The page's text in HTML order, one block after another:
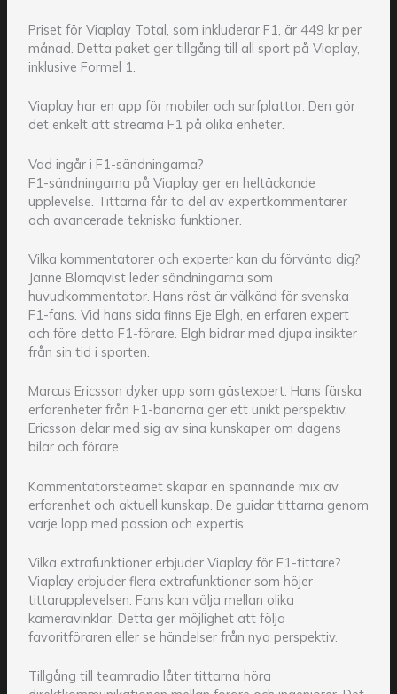
Priset för Viaplay Total, som inkluderar F1, är 449 kr per
månad. Detta paket ger tillgång till all sport på Viaplay,
inklusive Formel 1.
Viaplay har en app för mobiler och surfplattor. Den gör
det enkelt att streama F1 på olika enheter.
Vad ingår i F1-sändningarna?
F1-sändningarna på Viaplay ger en heltäckande
upplevelse. Tittarna får ta del av expertkommentarer
och avancerade tekniska funktioner.
Vilka kommentatorer och experter kan du förvänta dig?
Janne Blomqvist leder sändningarna som
huvudkommentator. Hans röst är välkänd för svenska
F1-fans. Vid hans sida finns Eje Elgh, en erfaren expert
och före detta F1-förare. Elgh bidrar med djupa insikter
från sin tid i sporten.
Marcus Ericsson dyker upp som gästexpert. Hans färska
erfarenheter från F1-banorna ger ett unikt perspektiv.
Ericsson delar med sig av sina kunskaper om dagens
bilar och förare.
Kommentatorsteamet skapar en spännande mix av
erfarenhet och aktuell kunskap. De guidar tittarna genom
varje lopp med passion och expertis.
Vilka extrafunktioner erbjuder Viaplay för F1-tittare?
Viaplay erbjuder flera extrafunktioner som höjer
tittarupplevelsen. Fans kan välja mellan olika
kameravinklar. Detta ger möjlighet att följa
favoritföraren eller se händelser från nya perspektiv.
Tillgång till teamradio låter tittarna höra